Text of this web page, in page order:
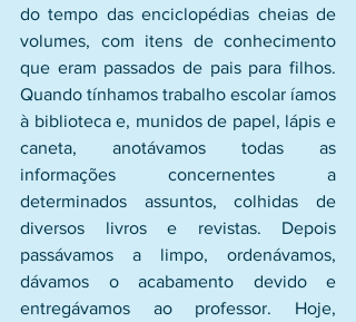
do tempo das enciclopédias cheias de
volumes, com itens de conhecimento
que eram passados de pais para filhos.
Quando tínhamos trabalho escolar íamos
à biblioteca e, munidos de papel, lápis e
caneta, anotávamos todas as
informações concernentes a
determinados assuntos, colhidas de
diversos livros e revistas. Depois
passávamos a limpo, ordenávamos,
dávamos o acabamento devido e
entregávamos ao professor. Hoje,